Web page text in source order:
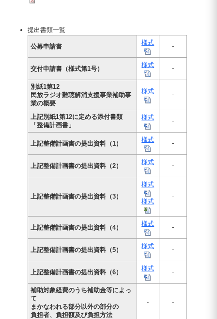
提出書類一覧
公募申請書
様式 -
交付申請書（様式第1号）
様式 -
別紙1第12
民放ラジオ難聴解消支援事業補助事
業の概要
様式 -
上記別紙1第12に定める添付書類
「整備計画書」
様式 -
上記整備計画書の提出資料（1）
様式 -
上記整備計画書の提出資料（2）
様式 -
上記整備計画書の提出資料（3）
様式
様式
-
上記整備計画書の提出資料（4）
様式 -
上記整備計画書の提出資料（5）
様式 -
上記整備計画書の提出資料（6）
様式 -
補助対象経費のうち補助金等によっ
て
まかなわれる部分以外の部分の
負担者、負担額及び負担方法
- -